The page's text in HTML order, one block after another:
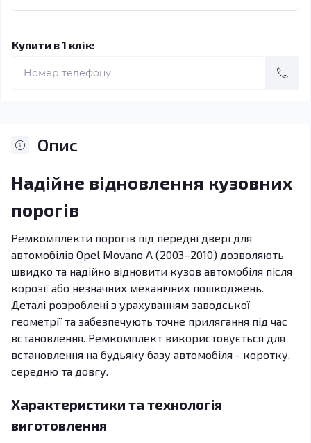
Купити в 1 клік:
Опис
Надійне відновлення кузовних
порогів
Ремкомплекти порогів під передні двері для
автомобілів Opel Movano A (2003–2010) дозволяють
швидко та надійно відновити кузов автомобіля після
корозії або незначних механічних пошкоджень.
Деталі розроблені з урахуванням заводської
геометрії та забезпечують точне прилягання під час
встановлення. Ремкомплект використовується для
встановлення на будьяку базу автомобіля - коротку,
середню та довгу.
Характеристики та технологія
виготовлення